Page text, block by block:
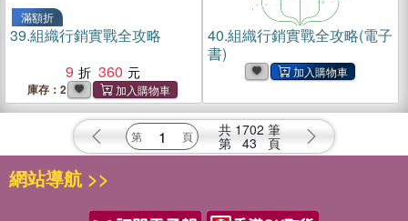
滿額折
39.組織行銷實戰全攻略
9
360
庫存：2
40.組織行銷實戰全攻略(電子
書)
共 1702 筆
第 43 頁
網站導航 >>